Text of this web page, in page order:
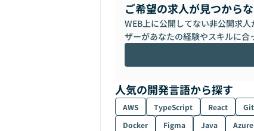
ご希望の求人が見つから
WEB上に公開してない非公開求
ザーがあなたの経験やスキルに合
人気の開発言語から探す
AWS TypeScript React Git
Docker
Figma Java Azure